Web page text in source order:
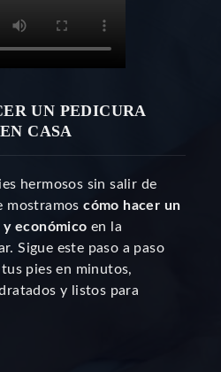
UN PEDICURA
CASA
hermosos sin salir de
mostramoscómo hacer un
económico en la
Sigue este paso a paso
pies en minutos,
y listos para